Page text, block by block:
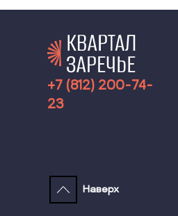
+7 (812) 200-74-
23
Наверх